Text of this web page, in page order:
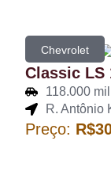
Chevrolet
Classic LS
118.000
R. Antônio
Preço: